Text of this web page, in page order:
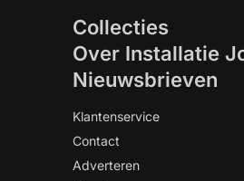
Collecties
Over Installatie
Nieuwsbrieven
Klantenservice
Contact
Adverteren